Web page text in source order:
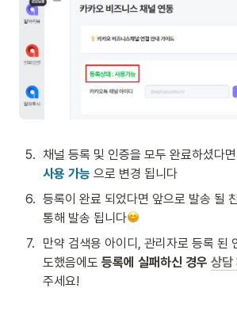
5. 채널 등록 및 인증을 모두 완료하셨다면
사용 가능 으로 변경 됩니다
6. 등록이 완료 되었다면 앞으로 발송 될
통해 발송 됩니다
7.
만약 검색용 아이디, 관리자로 등록 된
도했음에도 등록에 실패하신 경우 상담
주세요!